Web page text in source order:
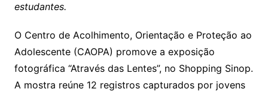
estudantes.
O Centro de Acolhimento, Orientação e Proteção ao
Adolescente (CAOPA) promove a exposição
fotográfica “Através das Lentes”, no Shopping Sinop.
A mostra reúne 12 registros capturados por jovens